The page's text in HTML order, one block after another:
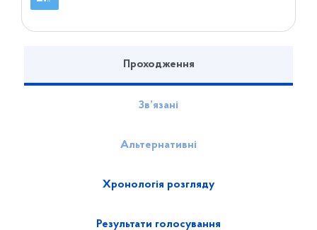
Проходження
Зв’язані
Альтернативні
Хронологія розгляду
Результати голосування